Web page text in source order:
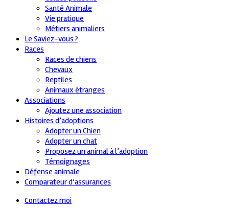
Santé Animale
Vie pratique
Métiers animaliers
Le Saviez-vous ?
Races
Races de chiens
Chevaux
Reptiles
Animaux étranges
Associations
Ajoutez une association
Histoires d’adoptions
Adopter un Chien
Adopter un chat
Proposez un animal à l’adoption
Témoignages
Défense animale
Comparateur d’assurances
Contactez moi